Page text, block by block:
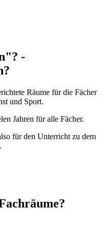
-
Räume für die Fächer
und Sport.
Jahren für alle Fächer.
für den Unterricht zu dem